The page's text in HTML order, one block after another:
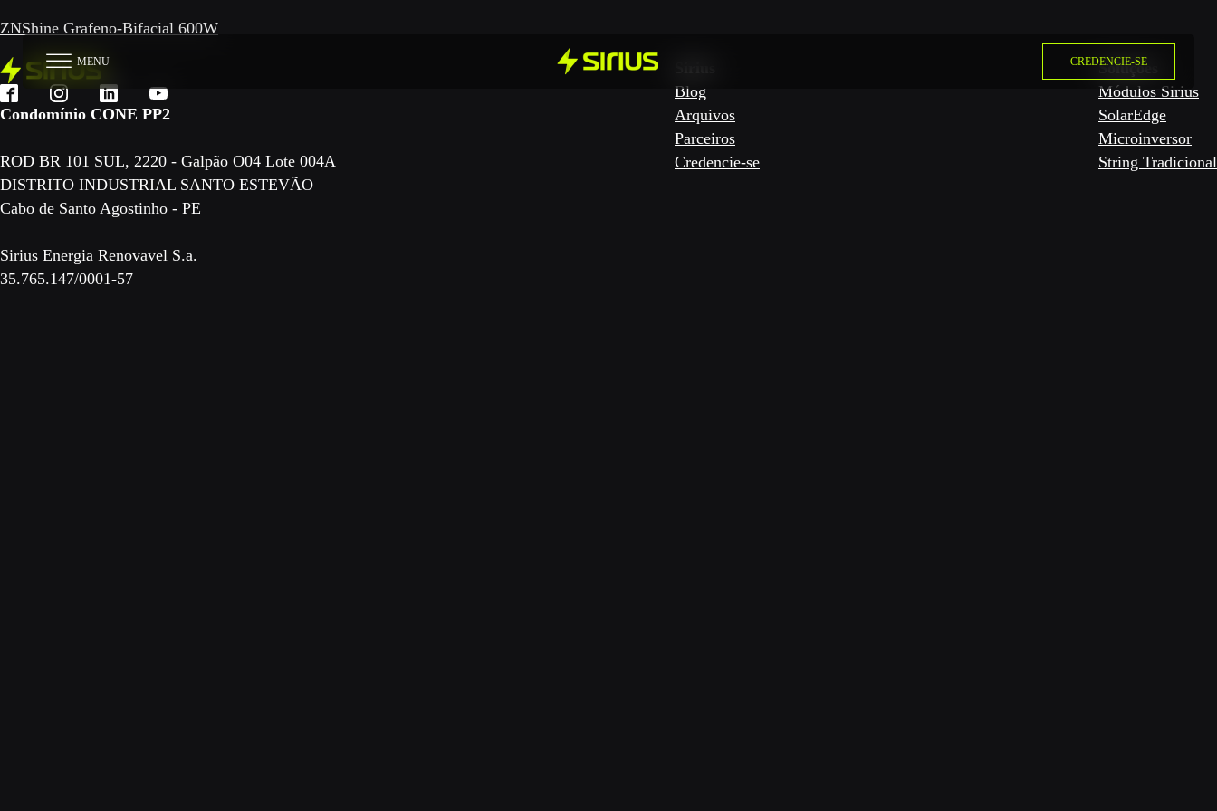
MENU CREDENCIE-SE
ZNShine Grafeno-Bifacial 600W
Condomínio CONE PP2
ROD BR 101 SUL, 2220 - Galpão O04 Lote 004A
DISTRITO INDUSTRIAL SANTO ESTEVÃO
Cabo de Santo Agostinho - PE
Sirius Energia Renovavel S.a.
35.765.147/0001-57
Blog
Arquivos
Parceiros
Credencie-se
Soluções
Módulos Sirius
SolarEdge
Microinversor
String Tradicional